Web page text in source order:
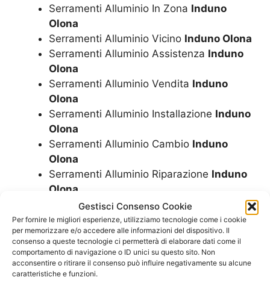
Gestisci Consenso Cookie
Per fornire le migliori esperienze, utilizziamo tecnologie come i cookie
per memorizzare e/o accedere alle informazioni del dispositivo. Il
consenso a queste tecnologie ci permetterà di elaborare dati come il
comportamento di navigazione o ID unici su questo sito. Non
acconsentire o ritirare il consenso può influire negativamente su alcune
caratteristiche e funzioni.
Serramenti Alluminio In Zona Induno
Olona
Serramenti Alluminio Vicino Induno Olona
Serramenti Alluminio Assistenza Induno
Olona
Serramenti Alluminio Vendita Induno
Olona
Serramenti Alluminio Installazione Induno
Olona
Serramenti Alluminio Cambio Induno
Olona
Serramenti Alluminio Riparazione Induno
Olona
Serramenti Alluminio Sostituzione
Induno
Olona
Economici Serramenti AlluminioInduno
Olona
I Migliori Serramenti AlluminioInduno
Olona